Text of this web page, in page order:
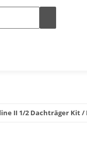
II 1/2 Dachträger Kit /